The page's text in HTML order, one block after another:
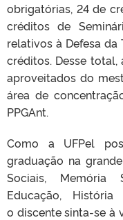
obrigatórias, 24 de
créditos de
relativos à Defesa
créditos. Desse
aproveitados do
área de
PPGAnt.
Como a UFPel
graduação na
Sociais, Memória
Educação,
o discente sinta-se à